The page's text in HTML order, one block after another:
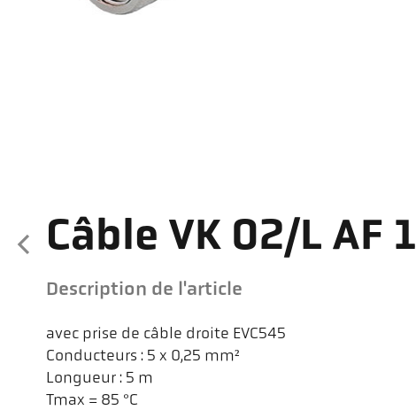
Câble VK 02/L AF 1
Description de l'article
avec prise de câble droite EVC545
Conducteurs : 5 x 0,25 mm²
Longueur : 5 m
Tmax = 85 °C